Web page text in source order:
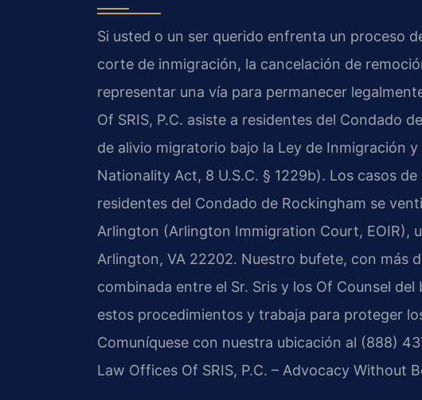
Si usted o un ser querido enfrenta un proceso
corte de inmigración, la cancelación de
representar una vía para permanecer
Of SRIS, P.C. asiste a residentes del Condado
de alivio migratorio bajo la Ley de Inmigración
Nationality Act, 8 U.S.C. § 1229b). Los casos
residentes del Condado de Rockingham se
Arlington (Arlington Immigration Court, EOIR),
Arlington, VA 22202. Nuestro bufete, con más
combinada entre el Sr. Sris y los Of Counsel
estos procedimientos y trabaja para proteger
Comuníquese con nuestra ubicación al (888)
Law Offices Of SRIS, P.C. – Advocacy Without